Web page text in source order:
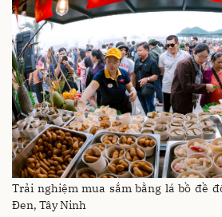
Trải nghiệm mua sắm bằng lá bồ đề
Đen, Tây Ninh